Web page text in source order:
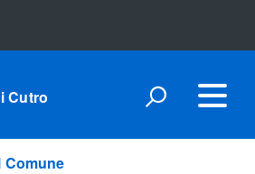
Cutro
Comune